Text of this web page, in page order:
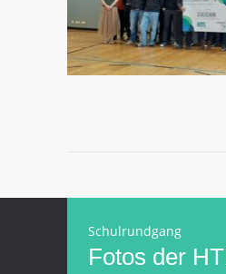
Schulrundgang
Fotos der